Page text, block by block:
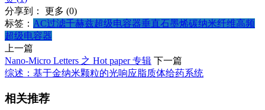
分享到： 更多 (0)
标签： AC过滤千赫兹超级电容器垂直石墨烯碳纳米纤维高频
超级电容器
上一篇
Nano-Micro Letters 之 Hot paper 专辑 下一篇
综述：基于金纳米颗粒的光响应脂质体给药系统
相关推荐